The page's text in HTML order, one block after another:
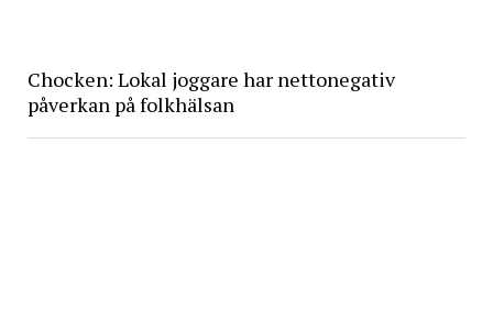
Chocken: Lokal joggare har nettonegativ
påverkan på folkhälsan